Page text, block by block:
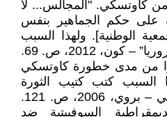
من كاوتسكي. "المجالس... لا
على حكم الجماهير بنفس
الوطنية]. ولهذا السبب
أصبح الإرهاب [البلشفي] ضروريا” – كون، 2012، ص. 69.
من مدى خطورة كاوتسكي
السبب كتب كتيب الثورة
البروليتارية والمرتد كاوتسكي – بروي، 2006، ص. 121.
السوفييتية ضد